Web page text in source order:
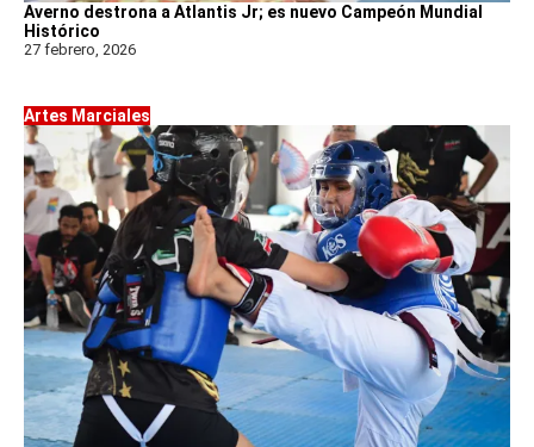
Averno destrona a Atlantis Jr; es nuevo Campeón Mundial
Histórico
27 febrero, 2026
Artes Marciales